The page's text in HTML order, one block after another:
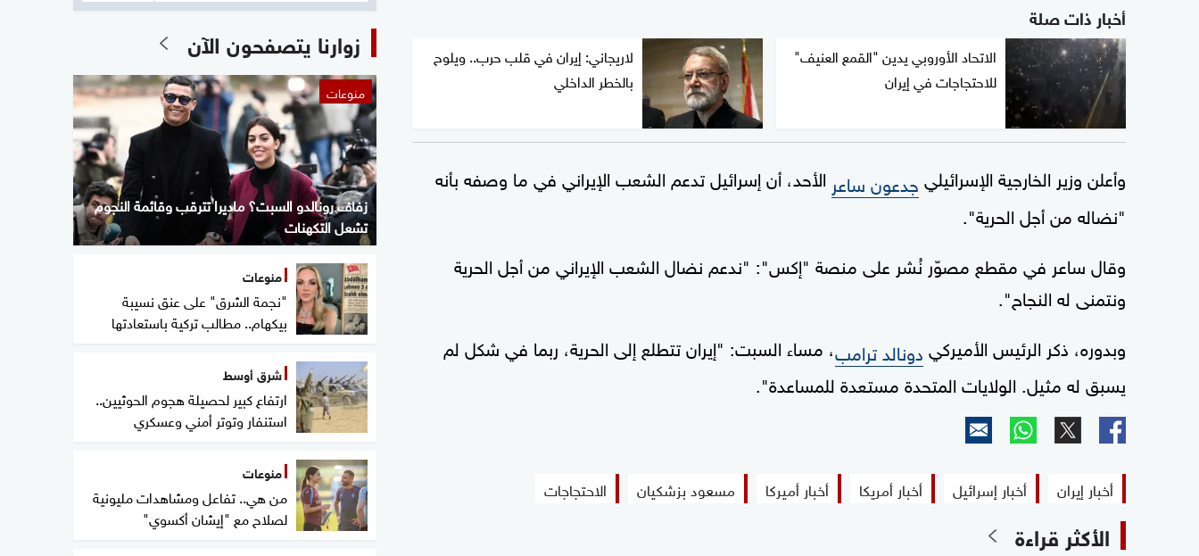
أخبار ذات صلة
الاتحاد الأوروبي يدين "القمع العنيف"
للاحتجاجات في إيران
لاريجاني: إيران في قلب حرب.. ويلوح
بالخطر الداخلي
وأعلن وزير الخارجية الإسرائيلي جدعون ساعر الأحد، أن إسرائيل تدعم الشعب الإيراني في ما وصفه بأنه
"نضاله من أجل الحرية".
وقال ساعر في مقطع مصوّر نُشر على منصة "إكس": "ندعم نضال الشعب الإيراني من أجل الحرية
ونتمنى له النجاح".
وبدوره، ذكر الرئيس الأميركي دونالد ترامب، مساء السبت: "إيران تتطلع إلى الحرية، ربما في شكل لم
يسبق له مثيل. الولايات المتحدة مستعدة للمساعدة".
أخبار إيران أخبار إسرائيل أخبار أمريكا أخبار أميركا مسعود بزشكيان الاحتجاجات
الأكثر قراءة
زوارنا يتصفحون الآن
منوعات
زفاف رونالدو السبت؟ ماديرا تترقب وقائمة النجوم
تشعل التكهنات
منوعات
"نجمة الشرق" على عنق نسيبة
بيكهام.. مطالب تركية باستعادتها
شرق أوسط
ارتفاع كبير لحصيلة هجوم الحوثيين..
استنفار وتوتر أمني وعسكري
منوعات
من هي.. تفاعل ومشاهدات مليونية
لصلاح مع "إيشان أكسوي"